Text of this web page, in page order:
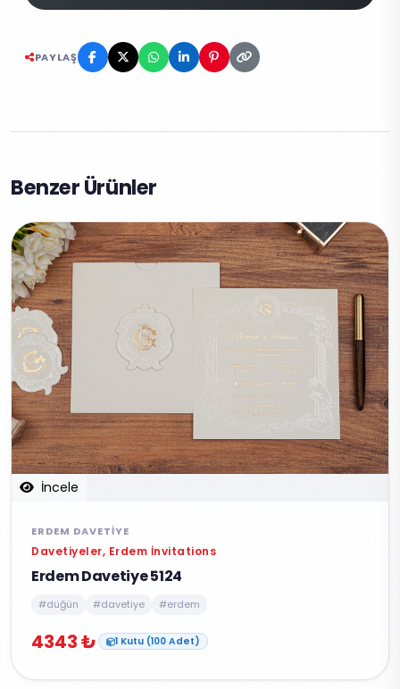
PAYLAŞ
Benzer Ürünler
İncele
ERDEM DAVETIYE
Davetiyeler, Erdem İnvitations
Erdem Davetiye 5124
#düğün #davetiye #erdem
4343 ₺ 1 Kutu (100 Adet)